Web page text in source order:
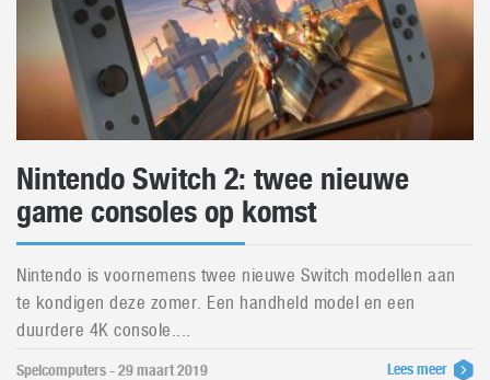
Nintendo Switch 2: twee nieuwe
game consoles op komst
Nintendo is voornemens twee nieuwe Switch modellen aan
te kondigen deze zomer. Een handheld model en een
duurdere 4K console....
Spelcomputers - 29 maart 2019 Lees meer